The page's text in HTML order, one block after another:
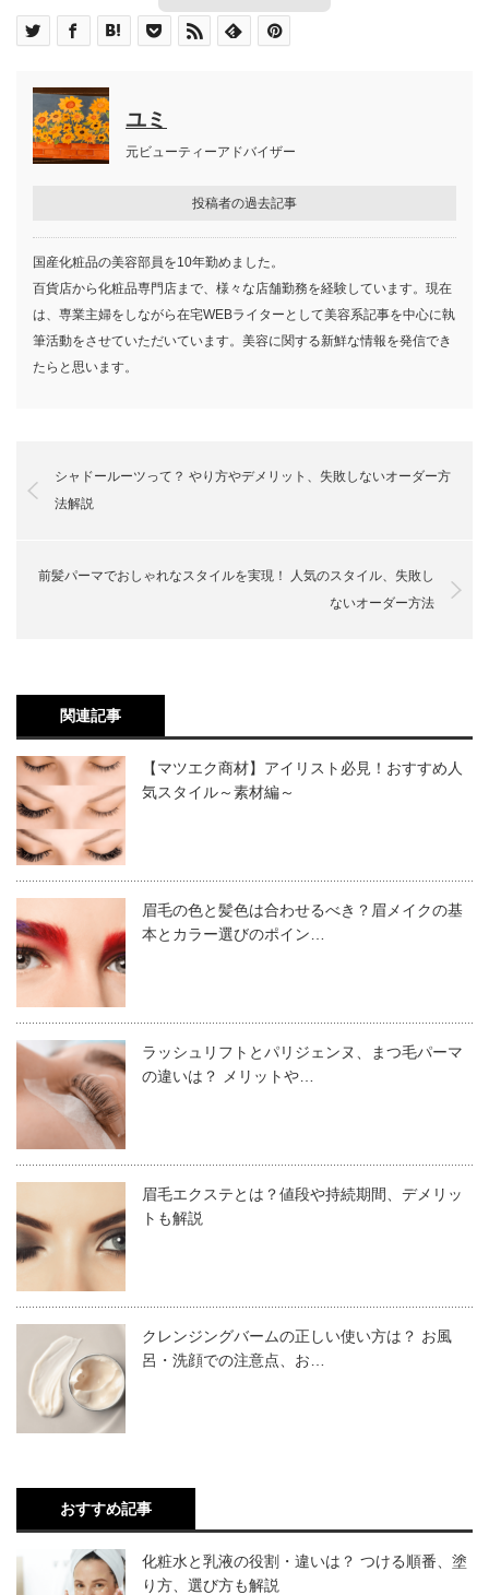
目次
これで垢抜け！ 眉毛のベストバランスとは
理想的な眉の形の見つけ方
女性は自分に似合う太さ・長さ・明るさを見
メンズにはこの眉の形がおすすめ
おすすめ眉② 優しさアピールのアーチ眉
おすすめ眉③ 男らしい太眉
おすすめ眉④ オン・オフどちらもこなせる
ストレート眉
眉毛を整えるのに便利な道具
眉毛を整える前の準備
セルフが難しいなら美容院・サロンで眉毛を
整える
美容院・サロンで眉毛を整えるときの値段相
口コミなどの下調べを
イメージチェンジのポイントは眉メイク！
垢抜けには眉毛の整え方が大きく影
響する
「眉毛を美しく描いているつもりでも、何となく垢抜けし
それは、眉毛の整え方に不備があるのかもしれません。
しっかり眉メイクをしたつもりでも、眉がきちんと整って
て、垢抜けた都会的なメイクを楽しみましょう。
理想的な眉の形の見つけ方
がることもあるでしょう。
最近は営業などで相手の印象を良くするために、眉のお手
入れに力を入れている男性も少なくありません。男性にお
を見つける
で、ベストな眉を描くことができるようになります。
太さや長さは自分の顔の大きさに対しするバランスを考え
て描きましょう。また明るさは、髪や肌になじむカラーを
考慮して明度を決めます。
メンズにはこの眉の形がおすすめ
ここ最近、眉のお手入れをする男性が増えてきました。
世の中では以前よりメンズケアが普及し、服装以外の身だ
しなみに気を使う傾向にあります。
男性は、女性よりも眉をお手入れすることに慣れていない
ため、最初はなかなか積極的になれないようです。です
が、眉のお手入れを習慣化させれば、男性でも清潔感のあ
る印象の良い眉を手に入れることができるようになるでし
ょう。
では、さっそくメンズ向けの眉の形を見ていきましょう。
上記でも述べたように眉バランスを決める3つ（眉
頭・眉山・眉尻）の位置をしっかり取れば、大きな失敗は
しないでしょう。
眉毛を整える前の準備
に差が出ます。
シャープ眉、アーチ眉、ストレート眉などさまざまな形が
もちろん、忙しい時はペンシルなどでさっと描く程度でも
良いでしょう。
女性は全体的なメイクもしておく
時間に余裕があるのであれば、眉だけでなく全体的なメイ
ク（ベースメイク、リップメイク、アイメイク、チークや
ハイライト）を仕上げておきましょう。
なぜなら、眉が
るからです。そのため、全体的なメイクにしっかり馴染む
ような眉を作る必要があるのです。
初めてでも簡単！ 失敗しない眉毛の
整え方
セルフが難しいなら美容院・サロン
で眉毛を整える
眉の描き方は、左右バランスを整えたり色味を調整したり
になるため、苦手意識を持つ人も少なくありません。
メイクをしてから行くことをおすすめします。
2021.03.24
美容室でも眉毛を整えることはできる？眉カットの頼み方
不安だという人は、美容室にお願いしてもいいでしょう。しかし中には
美容室で眉毛を整えるのは、違法だという声もあります。お願いしても
いいのか迷ってしまう人は、安心してください。結論からいうと大丈夫
なので、その理由と頼み方まで詳しく紹介してい...
美容院・サロンに眉毛メニューはある？
美容院・サロンには眉毛専用メニューを設けているケース
もあります。また、眉毛専用サロンなどもあります。
ります。なりたい眉に近づける最短ルートと言えますね。
ユミ
元ビューティーアドバイザー
投稿者の過去記事
国産化粧品の美容部員を10年勤めました。
百貨店から化粧品専門店まで、様々な店舗勤務を経験しています。現在
は、専業主婦をしながら在宅WEBライターとして美容系記事を中心に執
筆活動をさせていただいています。美容に関する新鮮な情報を発信でき
たらと思います。
シャドールーツって？ やり方やデメリット、失敗しないオーダー方
法解説
前髪パーマでおしゃれなスタイルを実現！ 人気のスタイル、失敗し
ないオーダー方法
関連記事
【マツエク商材】アイリスト必見！おすすめ人
気スタイル～素材編～
眉毛の色と髪色は合わせるべき？眉メイクの基
本とカラー選びのポイン…
ラッシュリフトとパリジェンヌ、まつ毛パーマ
の違いは？ メリットや…
眉毛エクステとは？値段や持続期間、デメリッ
トも解説
クレンジングバームの正しい使い方は？ お風
呂・洗顔での注意点、お…
おすすめ記事
化粧水と乳液の役割・違いは？ つける順番、塗
り方、選び方も解説